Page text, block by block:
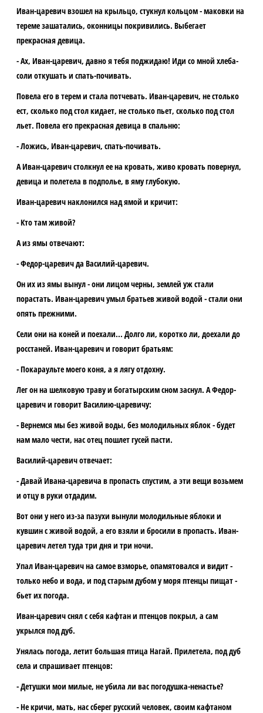
Иван-царевич взошел на крыльцо, стукнул кольцом - маковки на
тереме зашатались, оконницы покривились. Выбегает
прекрасная девица.
- Ах, Иван-царевич, давно я тебя поджидаю! Иди со мной хлеба-
соли откушать и спать-почивать.
Повела его в терем и стала потчевать. Иван-царевич, не столько
ест, сколько под стол кидает, не столько пьет, сколько под стол
льет. Повела его прекрасная девица в спальню:
- Ложись, Иван-царевич, спать-почивать.
А Иван-царевич столкнул ее на кровать, живо кровать повернул,
девица и полетела в подполье, в яму глубокую.
Иван-царевич наклонился над ямой и кричит:
- Кто там живой?
А из ямы отвечают:
- Федор-царевич да Василий-царевич.
Он их из ямы вынул - они лицом черны, землей уж стали
порастать. Иван-царевич умыл братьев живой водой - стали они
опять прежними.
Сели они на коней и поехали... Долго ли, коротко ли, доехали до
росстаней. Иван-царевич и говорит братьям:
- Покараульте моего коня, а я лягу отдохну.
Лег он на шелковую траву и богатырским сном заснул. А Федор-
царевич и говорит Василию-царевичу:
- Вернемся мы без живой воды, без молодильных яблок - будет
нам мало чести, нас отец пошлет гусей пасти.
Василий-царевич отвечает:
- Давай Ивана-царевича в пропасть спустим, а эти вещи возьмем
и отцу в руки отдадим.
Вот они у него из-за пазухи вынули молодильные яблоки и
кувшин с живой водой, а его взяли и бросили в пропасть. Иван-
царевич летел туда три дня и три ночи.
Упал Иван-царевич на самое взморье, опамятовался и видит -
только небо и вода, и под старым дубом у моря птенцы пищат -
бьет их погода.
Иван-царевич снял с себя кафтан и птенцов покрыл, а сам
укрылся под дуб.
Унялась погода, летит большая птица Нагай. Прилетела, под дуб
села и спрашивает птенцов:
- Детушки мои милые, не убила ли вас погодушка-ненастье?
- Не кричи, мать, нас сберег русский человек, своим кафтаном